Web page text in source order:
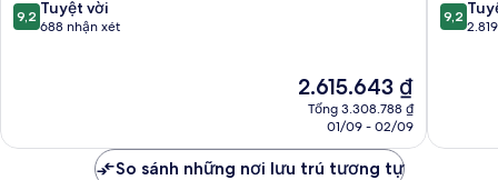
Kita
9.2
trên
xét
9,2 Tuyệt vời
688 nhận xét
Giá
hiện
2.615.643 ₫
2.615.643 ₫
Tổng 3.308.788 ₫
01/09 - 02/09
Kita
9.2
trên
xét
9,2
So sánh những nơi lưu trú tương tự